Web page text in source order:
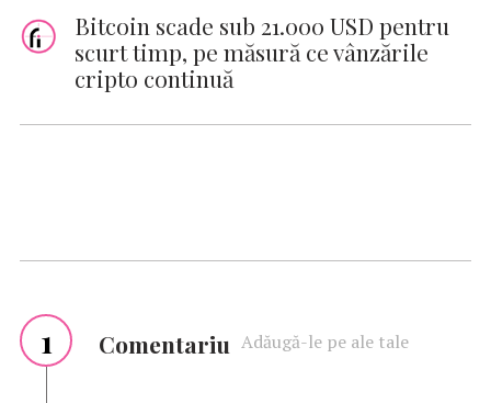
Bitcoin scade sub 21.000 USD pentru
scurt timp, pe măsură ce vânzările
cripto continuă
1 Comentariu Adăugă-le pe ale tale